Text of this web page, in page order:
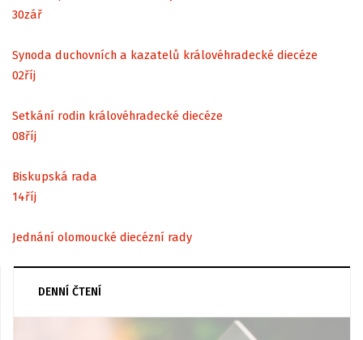
30zář
Synoda duchovních a kazatelů královéhradecké diecéze
02říj
Setkání rodin královéhradecké diecéze
08říj
Biskupská rada
14říj
Jednání olomoucké diecézní rady
DENNÍ ČTENÍ